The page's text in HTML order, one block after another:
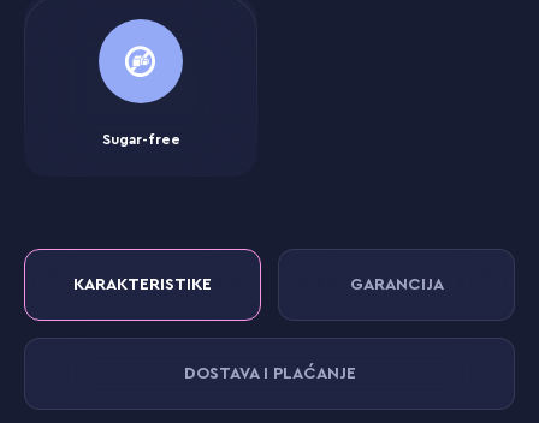
Sugar-free
KARAKTERISTIKE GARANCIJA
DOSTAVA I PLAĆANJE